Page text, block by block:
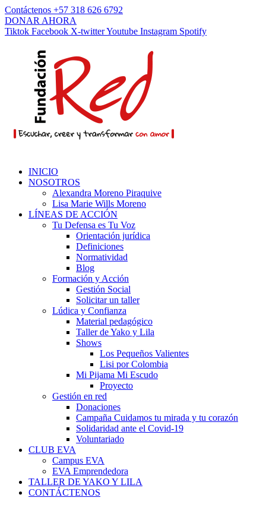
Contáctenos +57 318 626 6792
DONAR AHORA
Tiktok Facebook X-twitterYoutube Instagram Spotify
INICIO
NOSOTROS
Alexandra Moreno Piraquive
Lisa Marie Wills Moreno
LÍNEAS DE ACCIÓN
Tu Defensa es Tu Voz
Orientación jurídica
Definiciones
Normatividad
Blog
Formación y Acción
Gestión Social
Solicitar un taller
Lúdica y Confianza
Material pedagógico
Taller de Yako y Lila
Shows
Los Pequeños Valientes
Lisi por Colombia
Mi Pijama Mi Escudo
Proyecto
Gestión en red
Donaciones
Campaña Cuidamos tu mirada y tu corazón
Solidaridad ante el Covid-19
Voluntariado
CLUB EVA
Campus EVA
EVA Emprendedora
TALLER DE YAKO Y LILA
CONTÁCTENOS